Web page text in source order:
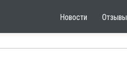
Новости Отзывы